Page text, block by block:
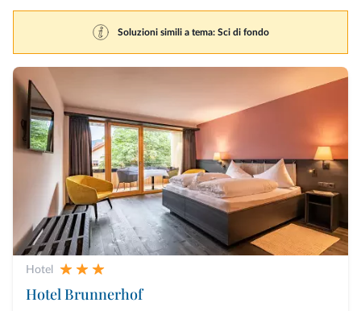
Soluzioni simili a tema: Sci di fondo
Hotel
Hotel Brunnerhof